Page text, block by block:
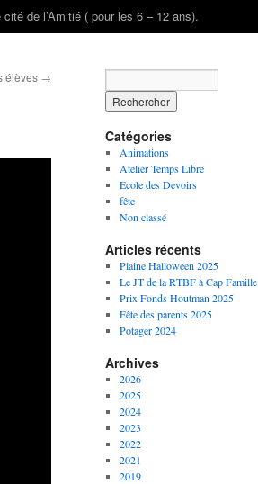
cité de l’Amitié ( pour les 6 – 12 ans).
élèves →
Catégories
Animations
Atelier Temps Libre
Ecole des Devoirs
fête
Non classé
Articles récents
Plaine Halloween 2025
Le JT de la RTBF à Cap Famille
Prix Fonds Houtman 2025
Fête des parents 2025
Potager 2024
Archives
2026
2025
2024
2023
2022
2021
2019